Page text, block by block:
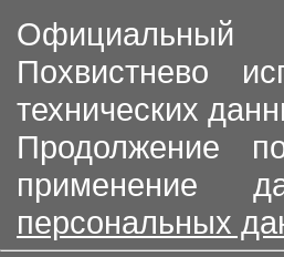
Официальный
Похвистнево
технических
Продолжение
применение
персональных